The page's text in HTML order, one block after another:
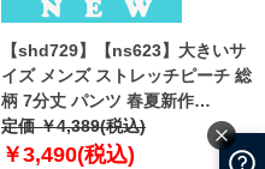
【shd729】【ns623】大きいサ
イズ メンズ ストレッチピーチ 総
柄 7分丈 パンツ 春夏新作
302249az 【fre】
定価 ￥4,389(税込)
￥3,490(税込)